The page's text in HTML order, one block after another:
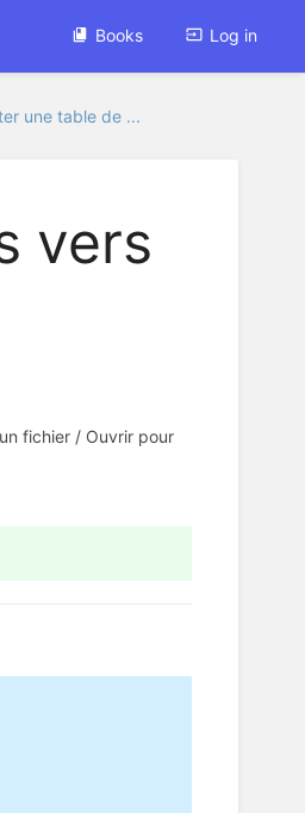
Books Log in
une table de ...
vers
fichier / Ouvrir pour